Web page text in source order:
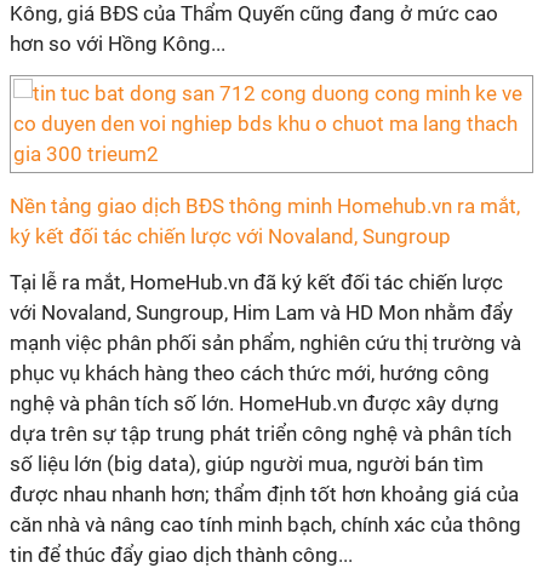
Kông, giá BĐS của Thẩm Quyến cũng đang ở mức cao
hơn so với Hồng Kông...
Nền tảng giao dịch BĐS thông minh Homehub.vn ra mắt,
ký kết đối tác chiến lược với Novaland, Sungroup
Tại lễ ra mắt, HomeHub.vn đã ký kết đối tác chiến lược
với Novaland, Sungroup, Him Lam và HD Mon nhằm đẩy
mạnh việc phân phối sản phẩm, nghiên cứu thị trường và
phục vụ khách hàng theo cách thức mới, hướng công
nghệ và phân tích số lớn. HomeHub.vn được xây dựng
dựa trên sự tập trung phát triển công nghệ và phân tích
số liệu lớn (big data), giúp người mua, người bán tìm
được nhau nhanh hơn; thẩm định tốt hơn khoảng giá của
căn nhà và nâng cao tính minh bạch, chính xác của thông
tin để thúc đẩy giao dịch thành công...